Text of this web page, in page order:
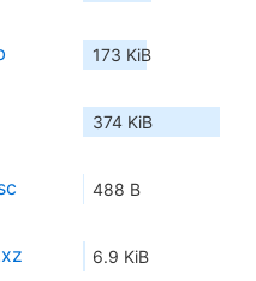
173 KiB
374 KiB
488 B
6.9 KiB